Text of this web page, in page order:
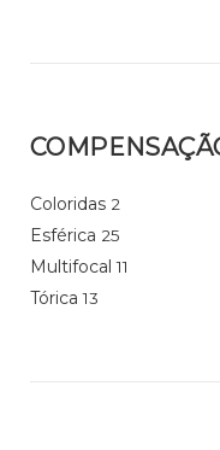
Coloridas 2
Esférica 25
Multifocal 11
Tórica 13